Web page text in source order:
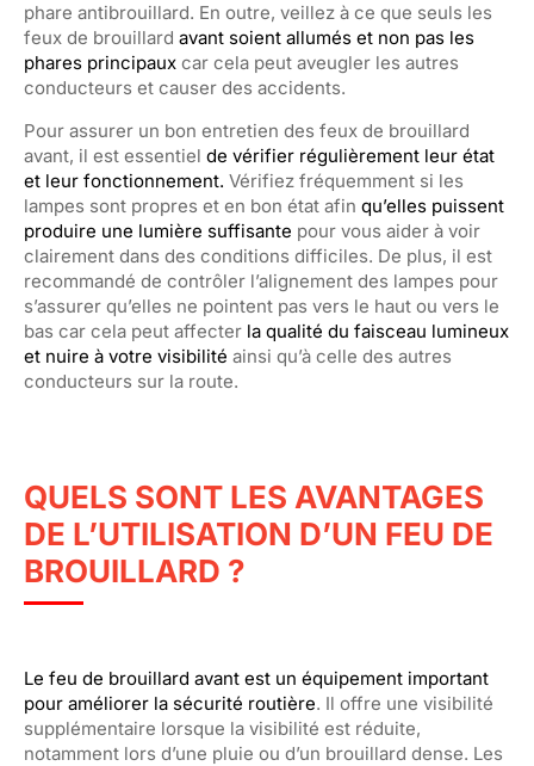
phare antibrouillard. En outre, veillez à ce que seuls les
feux de brouillard avant soient allumés et non pas les
phares principaux car cela peut aveugler les autres
conducteurs et causer des accidents.
Pour assurer un bon entretien des feux de brouillard
avant, il est essentiel de vérifier régulièrement leur état
et leur fonctionnement. Vérifiez fréquemment si les
lampes sont propres et en bon état afin qu’elles puissent
produire une lumière suffisante pour vous aider à voir
clairement dans des conditions difficiles. De plus, il est
recommandé de contrôler l’alignement des lampes pour
s’assurer qu’elles ne pointent pas vers le haut ou vers le
bas car cela peut affecter la qualité du faisceau lumineux
et nuire à votre visibilité ainsi qu’à celle des autres
conducteurs sur la route.
QUELS SONT LES AVANTAGES
DE L’UTILISATION D’UN FEU DE
BROUILLARD ?
Le feu de brouillard avant est un équipement important
pour améliorer la sécurité routière. Il offre une visibilité
supplémentaire lorsque la visibilité est réduite,
notamment lors d’une pluie ou d’un brouillard dense. Les